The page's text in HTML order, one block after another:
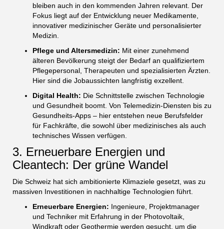
bleiben auch in den kommenden Jahren relevant. Der
Fokus liegt auf der Entwicklung neuer Medikamente,
innovativer medizinischer Geräte und personalisierter
Medizin.
Pflege und Altersmedizin: Mit einer zunehmend
älteren Bevölkerung steigt der Bedarf an qualifiziertem
Pflegepersonal, Therapeuten und spezialisierten Ärzten.
Hier sind die Jobaussichten langfristig exzellent.
Digital Health: Die Schnittstelle zwischen Technologie
und Gesundheit boomt. Von Telemedizin-Diensten bis zu
Gesundheits-Apps – hier entstehen neue Berufsfelder
für Fachkräfte, die sowohl über medizinisches als auch
technisches Wissen verfügen.
3. Erneuerbare Energien und
Cleantech: Der grüne Wandel
Die Schweiz hat sich ambitionierte Klimaziele gesetzt, was zu
massiven Investitionen in nachhaltige Technologien führt.
Erneuerbare Energien: Ingenieure, Projektmanager
und Techniker mit Erfahrung in der Photovoltaik,
Windkraft oder Geothermie werden gesucht, um die